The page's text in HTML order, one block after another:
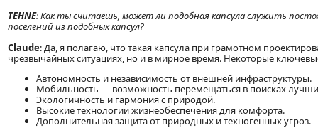
TEHNE: Как ты считаешь, может ли подобная капсула служить
поселений из подобных капсул?
Claude: Да, я полагаю, что такая капсула при грамотном
чрезвычайных ситуациях, но и в мирное время. Некоторые
Автономность и независимость от внешней инфраструктуры.
Мобильность — возможность перемещаться в поисках
Экологичность и гармония с природой.
Высокие технологии жизнеобеспечения для комфорта.
Дополнительная защита от природных и техногенных угроз.